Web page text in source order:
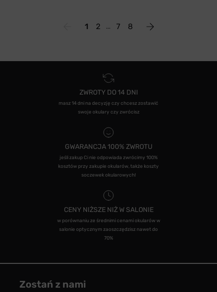
1 2 7 8
ZWROTY DO 14 DNI
masz 14 dni na decyzję czy chcesz zostawić
swoje okulary czy zwrócisz
GWARANCJA 100% ZWROTU
jeśli zakup Ci nie odpowiada zwrócimy 100%
kosztów przy zakupie okularów, także koszty
soczewek okularowych!
CENY NIŻSZE NIŻ W SALONIE
w porównaniu ze średnimi cenami okularów w
salonie optycznym zaoszczędzisz nawet do
70%
Zostań z nami